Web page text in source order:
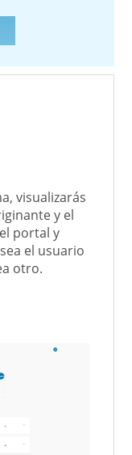
visualizarás
y el
portal y
el usuario
otro.